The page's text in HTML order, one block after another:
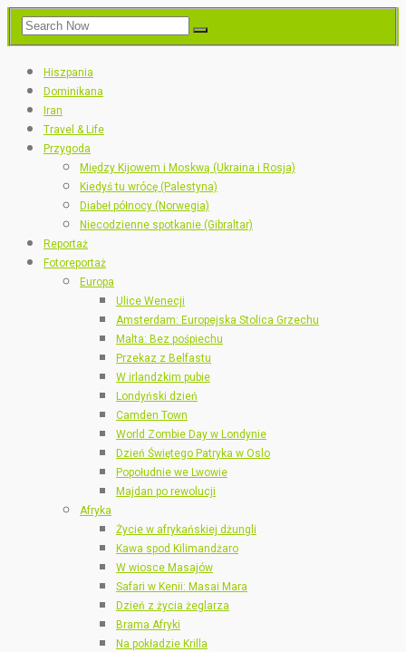
Hiszpania
Dominikana
Iran
Travel & Life
Przygoda
Między Kijowem i Moskwą (Ukraina i Rosja)
Kiedyś tu wrócę (Palestyna)
Diabeł północy (Norwegia)
Niecodzienne spotkanie (Gibraltar)
Reportaż
Fotoreportaż
Europa
Ulice Wenecji
Amsterdam: Europejska Stolica Grzechu
Malta: Bez pośpiechu
Przekaz z Belfastu
W irlandzkim pubie
Londyński dzień
Camden Town
World Zombie Day w Londynie
Dzień Świętego Patryka w Oslo
Popołudnie we Lwowie
Majdan po rewolucji
Afryka
Życie w afrykańskiej dżungli
Kawa spod Kilimandżaro
W wiosce Masajów
Safari w Kenii: Masai Mara
Dzień z życia żeglarza
Brama Afryki
Na pokładzie Krilla